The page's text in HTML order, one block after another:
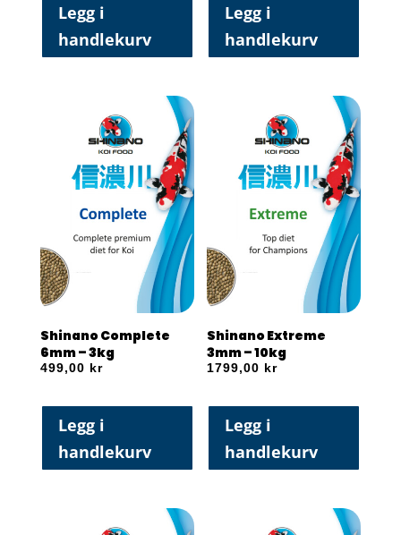
Legg i
handlekurv
Legg i
handlekurv
Shinano Complete
6mm – 3kg
499,00 kr
Legg i
handlekurv
Shinano Extreme
3mm – 10kg
1799,00 kr
Legg i
handlekurv